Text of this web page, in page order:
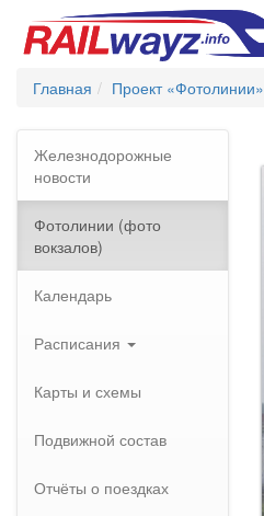
Главная Проект «Фотолинии»
Железнодорожные
новости
Фотолинии (фото
вокзалов)
Календарь
Расписания
Карты и схемы
Подвижной состав
Отчёты о поездках